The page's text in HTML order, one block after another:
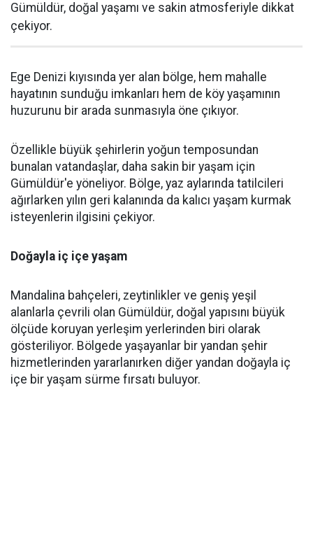
Gümüldür, doğal yaşamı ve sakin atmosferiyle dikkat
çekiyor.
Ege Denizi kıyısında yer alan bölge, hem mahalle
hayatının sunduğu imkanları hem de köy yaşamının
huzurunu bir arada sunmasıyla öne çıkıyor.
Özellikle büyük şehirlerin yoğun temposundan
bunalan vatandaşlar, daha sakin bir yaşam için
Gümüldür'e yöneliyor. Bölge, yaz aylarında tatilcileri
ağırlarken yılın geri kalanında da kalıcı yaşam kurmak
isteyenlerin ilgisini çekiyor.
Doğayla iç içe yaşam
Mandalina bahçeleri, zeytinlikler ve geniş yeşil
alanlarla çevrili olan Gümüldür, doğal yapısını büyük
ölçüde koruyan yerleşim yerlerinden biri olarak
gösteriliyor. Bölgede yaşayanlar bir yandan şehir
hizmetlerinden yararlanırken diğer yandan doğayla iç
içe bir yaşam sürme fırsatı buluyor.